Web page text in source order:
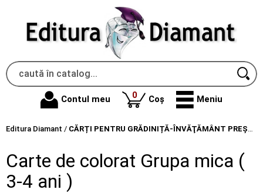
Contul meu 0produse
Coș Meniu
Editura Diamant / CĂRȚI PENTRU GRĂDINIȚĂ-ÎNVĂŢĂMÂNT PREŞCOLAR
Carte de colorat Grupa mica (
3-4 ani )